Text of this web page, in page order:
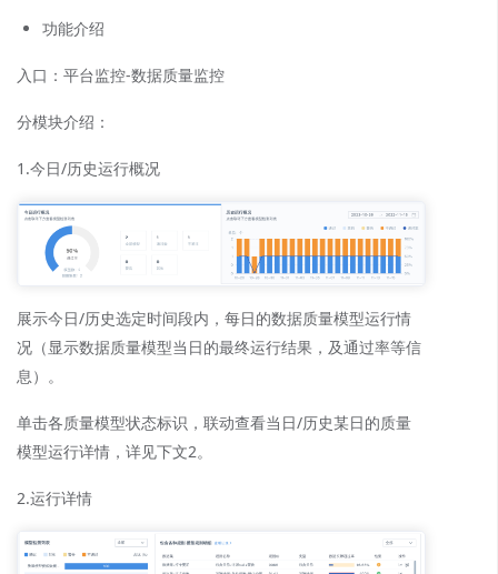
功能介绍
入口：平台监控-数据质量监控
分模块介绍：
1.今日/历史运行概况
展示今日/历史选定时间段内，每日的数据质量模型运行情
况（显示数据质量模型当日的最终运行结果，及通过率等信
息）。
单击各质量模型状态标识，联动查看当日/历史某日的质量
模型运行详情，详见下文2。
2.运行详情